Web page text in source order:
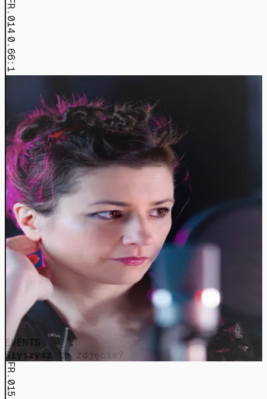
FR.014
0.66:1
EVENTS
Słyszysz to zdjęcie?
FR.015